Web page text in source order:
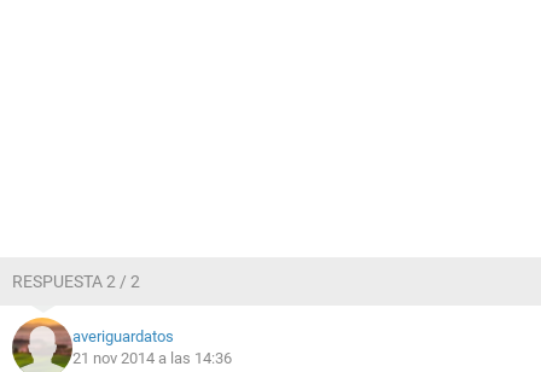
RESPUESTA 2 / 2
averiguardatos
21 nov 2014 a las 14:36